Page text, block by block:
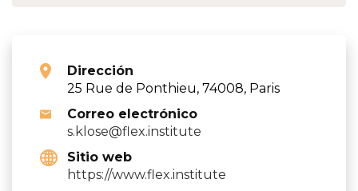
Dirección
25 Rue de Ponthieu, 74008, Paris
Correo electrónico
s.klose@flex.institute
Sitio web
https://www.flex.institute